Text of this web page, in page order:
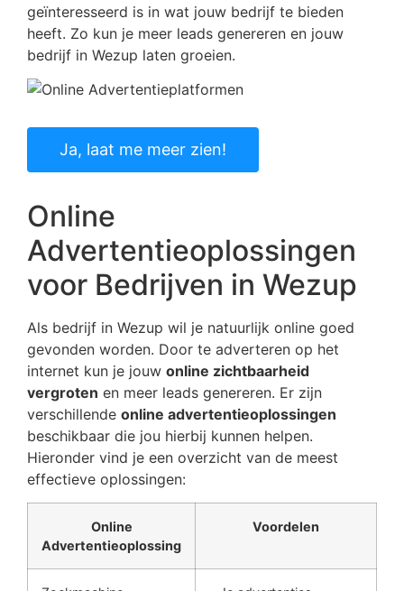
geïnteresseerd is in wat jouw bedrijf te bieden
heeft. Zo kun je meer leads genereren en jouw
bedrijf in Wezup laten groeien.
Ja, laat me meer zien!
Online
Advertentieoplossingen
voor Bedrijven in Wezup
Als bedrijf in Wezup wil je natuurlijk online goed
gevonden worden. Door te adverteren op het
internet kun je jouw online zichtbaarheid
vergroten en meer leads genereren. Er zijn
verschillende online advertentieoplossingen
beschikbaar die jou hierbij kunnen helpen.
Hieronder vind je een overzicht van de meest
effectieve oplossingen:
Online
Advertentieoplossing
Voordelen